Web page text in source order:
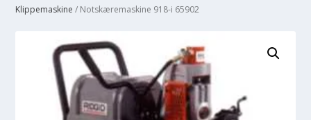
Klippemaskine / Notskæremaskine 918-i 65902